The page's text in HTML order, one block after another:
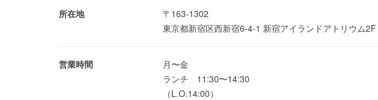
所在地
〒163-1302
東京都新宿区西新宿6-4-1 新宿アイランドアトリウム2F
営業時間
月〜金
ランチ 11:30〜14:30
（L.O.14:00）